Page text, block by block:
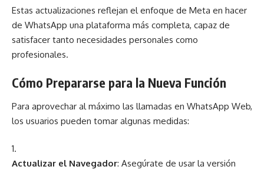
Estas actualizaciones reflejan el enfoque de Meta en hacer
de WhatsApp una plataforma más completa, capaz de
satisfacer tanto necesidades personales como
profesionales.
Cómo Prepararse para la Nueva Función
Para aprovechar al máximo las llamadas en WhatsApp Web,
los usuarios pueden tomar algunas medidas:
Actualizar el Navegador: Asegúrate de usar la versión